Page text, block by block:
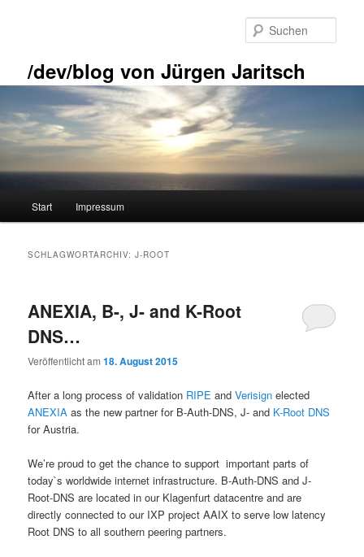
/dev/blog von Jürgen Jaritsch
Start Impressum
SCHLAGWORTARCHIV:J-ROOT
ANEXIA, B-, J- and K-Root
DNS…
Veröffentlicht am18. August 2015
After a long process of validation RIPEandVerisign elected
ANEXIAas the new partner for B-Auth-DNS, J- and K-Root DNS
for Austria.
We’re proud to get the chance to support important parts of
today`s worldwide internet infrastructure. B-Auth-DNS and J-
Root-DNS are located in our Klagenfurt datacentre and are
directly connected to our IXP project AAIX to serve low latency
Root DNS to all southern peering partners.